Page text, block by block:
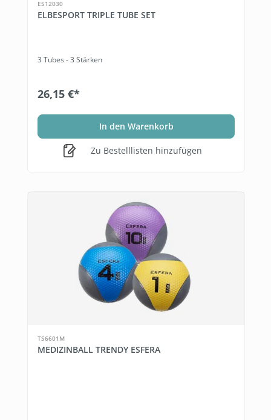
ES12030
ELBESPORT TRIPLE TUBE SET
3 Tubes - 3 Stärken
26,15 €*
In den Warenkorb
Zu Bestelllisten hinzufügen
TS6601M
MEDIZINBALL TRENDY ESFERA